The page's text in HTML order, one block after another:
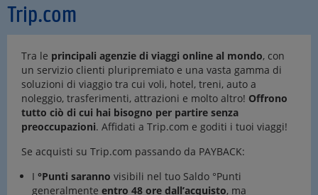
Trip.com
Tra le principali agenzie di viaggi online al mondo, con
un servizio clienti pluripremiato e una vasta gamma di
soluzioni di viaggio tra cui voli, hotel, treni, auto a
noleggio, trasferimenti, attrazioni e molto altro! Offrono
tutto ciò di cui hai bisogno per partire senza
preoccupazioni. Affidati a Trip.com e goditi i tuoi viaggi!
Se acquisti su Trip.com passando da PAYBACK:
I °Punti saranno visibili nel tuo Saldo °Punti
generalmente entro 48 ore dall’acquisto, ma